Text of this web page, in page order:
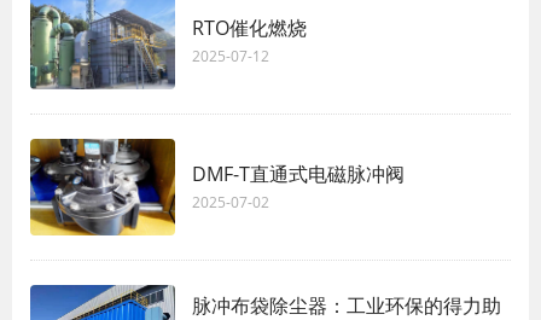
RTO催化燃烧
2025-07-12
DMF-T直通式电磁脉冲阀
2025-07-02
脉冲布袋除尘器：工业环保的得力助